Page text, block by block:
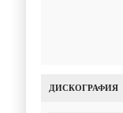
ДИСКОГРАФИЯ